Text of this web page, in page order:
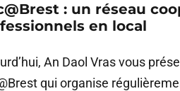
: un réseau
en local
An Daol Vras vous
qui organise